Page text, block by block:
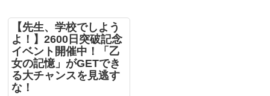
【先生、学校でしよう
よ！】2600日突破記念
イベント開催中！「乙
女の記憶」がGETでき
る大チャンスを見逃す
な！